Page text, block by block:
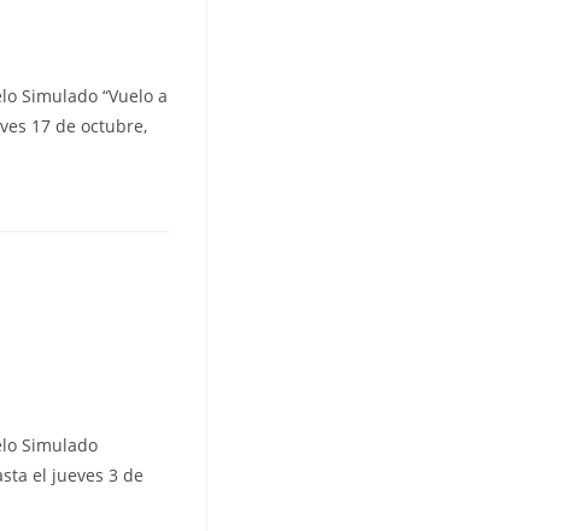
Simulado “Vuelo a
17 de octubre,
Simulado
el jueves 3 de